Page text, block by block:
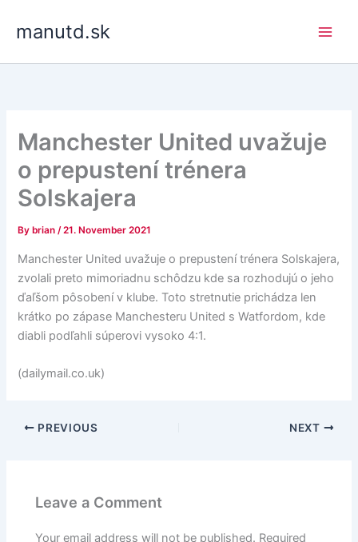
manutd.sk
Manchester United uvažuje
o prepustení trénera
Solskajera
By brian/21. November 2021
Manchester United uvažuje o prepustení trénera Solskajera,
zvolali preto mimoriadnu schôdzu kde sa rozhodujú o jeho
ďaľšom pôsobení v klube. Toto stretnutie prichádza len
krátko po zápase Manchesteru United s Watfordom, kde
diabli podľahli súperovi vysoko 4:1.
(dailymail.co.uk)
PREVIOUS NEXT
Leave a Comment
Your email address will not be published. Required